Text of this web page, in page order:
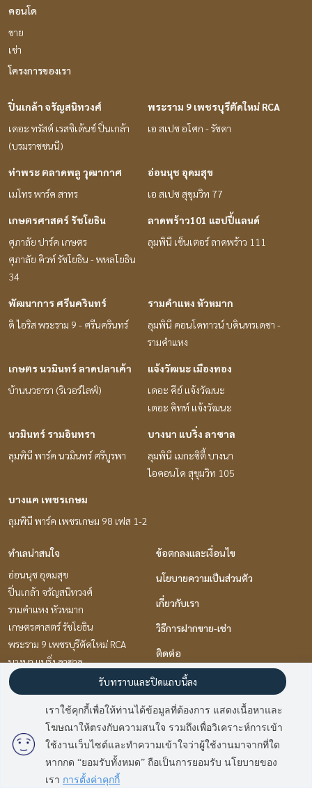
มี2คนกำลังดูประกาศนี้
คอนโด
ขาย
เช่า
โครงการของเรา
ปิ่นเกล้า จรัญสนิทวงศ์
เดอะ ทรัสต์ เรสซิเด้นซ์ ปิ่นเกล้า
(บรมราชชนนี)
พระราม 9 เพชรบุรีตัดใหม่ RCA
เอ สเปซ อโศก - รัชดา
ท่าพระ ตลาดพลู วุฒากาศ
เมโทร พาร์ค สาทร
อ่อนนุช อุดมสุข
เอ สเปซ สุขุมวิท 77
เกษตรศาสตร์ รัชโยธิน
ศุภาลัย ปาร์ค เกษตร
ศุภาลัย คิวท์ รัชโยธิน - พหลโยธิน
34
ลาดพร้าว101 แฮปปี้แลนด์
ลุมพินี เซ็นเตอร์ ลาดพร้าว 111
พัฒนาการ ศรีนครินทร์
ดิ ไอริส พระราม 9 - ศรีนครินทร์
รามคำแหง หัวหมาก
ลุมพินี คอนโดทาวน์ บดินทรเดชา -
รามคำแหง
เกษตร นวมินทร์ ลาดปลาเค้า
บ้านนวธารา (ริเวอร์ไลฟ์)
แจ้งวัฒนะ เมืองทอง
เดอะ คีย์ แจ้งวัฒนะ
เดอะ คิทท์ แจ้งวัฒนะ
นวมินทร์ รามอินทรา
ลุมพินี พาร์ค นวมินทร์ ศรีบูรพา
บางนา แบริ่ง ลาซาล
ลุมพินี เมกะซิตี้ บางนา
ไอคอนโด สุขุมวิท 105
บางแค เพชรเกษม
ลุมพินี พาร์ค เพชรเกษม 98 เฟส 1-2
ทำเลน่าสนใจ
อ่อนนุช อุดมสุข
ปิ่นเกล้า จรัญสนิทวงศ์
รามคำแหง หัวหมาก
เกษตรศาสตร์ รัชโยธิน
พระราม 9 เพชรบุรีตัดใหม่ RCA
บางนา แบริ่ง ลาซาล
พัฒนาการ ศรีนครินทร์
แจ้งวัฒนะ เมืองทอง
นวมินทร์ รามอินทรา
เกษตร นวมินทร์ ลาดปลาเค้า
ข้อตกลงและเงื่อนไข
นโยบายความเป็นส่วนตัว
เกี่ยวกับเรา
วิธีการฝากขาย-เช่า
ติดต่อ
Power by
เราใช้คุกกี้เพื่อให้ท่านได้ข้อมูลที่ต้องการ แสดงเนื้อหาและ
โฆษณาให้ตรงกับความสนใจ รวมถึงเพื่อวิเคราะห์การเข้า
ใช้งานเว็บไซต์และทำความเข้าใจว่าผู้ใช้งานมาจากที่ใด
หากกด “ยอมรับทั้งหมด” ถือเป็นการยอมรับ นโยบายของ
เรา การตั้งค่าคุกกี้
รับทราบและปิดแถบนี้ลง